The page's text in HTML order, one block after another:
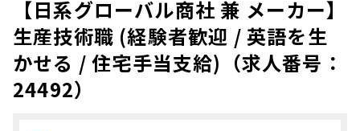
【日系グローバル商社 兼 メーカー】
生産技術職 (経験者歓迎 / 英語を生
かせる / 住宅手当支給)（求人番号：
24492）